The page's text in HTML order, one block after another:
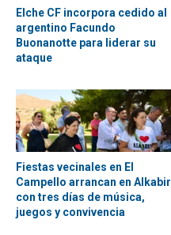
Elche CF incorpora cedido al
argentino Facundo
Buonanotte para liderar su
ataque
Fiestas vecinales en El
Campello arrancan en Alkabir
con tres días de música,
juegos y convivencia